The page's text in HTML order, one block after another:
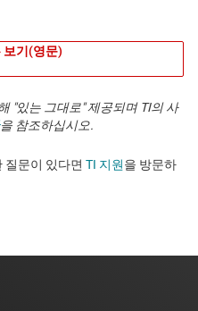
보기(영문)
"있는 그대로" 제공되며 TI의 사
을 참조하십시오.
질문이 있다면 TI 지원을 방문하